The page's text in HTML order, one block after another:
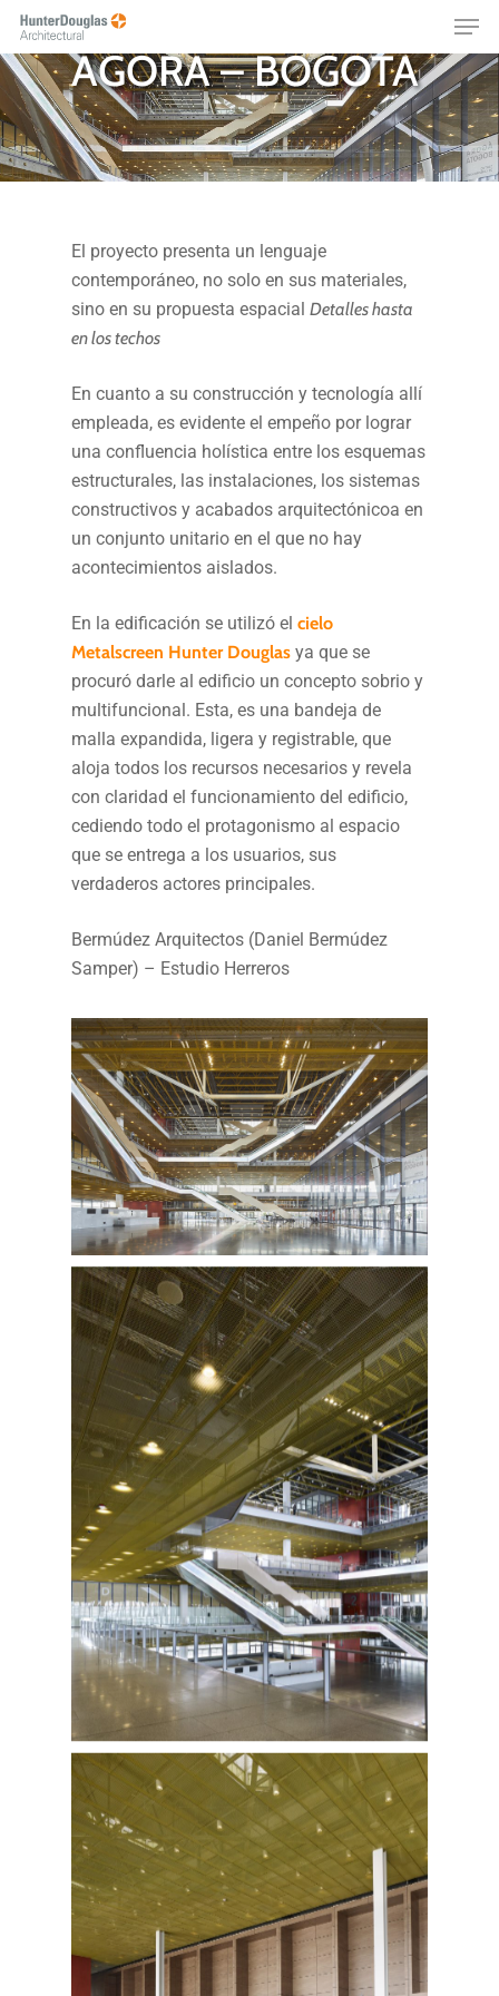
Skip
main
content
CONVENCIONES
ÁGORA – BOGOTÁ
El proyecto presenta un lenguaje
contemporáneo, no solo en sus materiales,
sino en su propuesta espacialDetalles hasta
en los techos
En cuanto a su construcción y tecnología allí
empleada, es evidente el empeño por lograr
una confluencia holística entre los esquemas
estructurales, las instalaciones, los sistemas
constructivos y acabados arquitectónicoa en
un conjunto unitario en el que no hay
acontecimientos aislados.
En la edificación se utilizó elcielo
Metalscreen Hunter Douglas ya que se
procuró darle al edificio un concepto sobrio y
multifuncional. Esta, es una bandeja de
malla expandida, ligera y registrable, que
aloja todos los recursos necesarios y revela
con claridad el funcionamiento del edificio,
cediendo todo el protagonismo al espacio
que se entrega a los usuarios, sus
verdaderos actores principales.
Bermúdez Arquitectos (Daniel Bermúdez
Samper) – Estudio Herreros